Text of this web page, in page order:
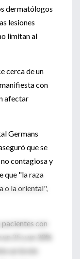
dermatólogos
lesiones
limitan al
cerca de un
con
afectar
Germans
que se
contagiosa y
que "la raza
o la oriental",
pacientes con
25 y un 30%
un brote